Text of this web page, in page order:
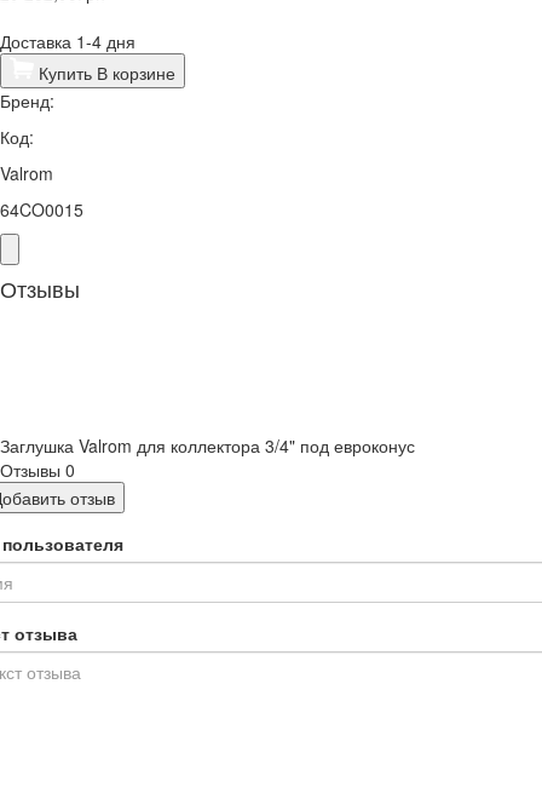
Доставка 1-4 дня
Купить В корзине
Бренд:
Код:
Valrom
64CO0015
Отзывы
Заглушка Valrom для коллектора 3/4" под евроконус
Отзывы 0
отзыв
отзыва